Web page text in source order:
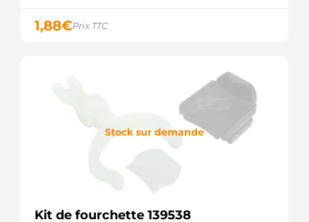
1,88€Prix TTC
Stock sur demande
Kit de fourchette 139538